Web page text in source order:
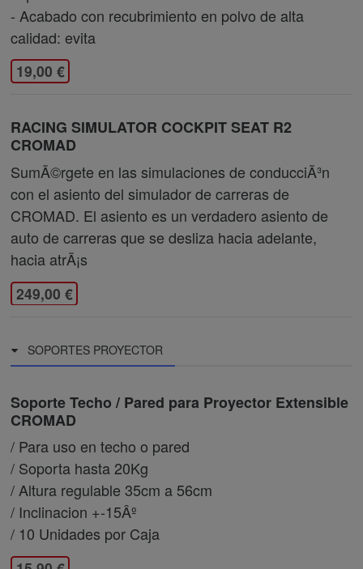
- Acabado con recubrimiento en polvo de alta
calidad: evita
19,00 €
RACING SIMULATOR COCKPIT SEAT R2
CROMAD
SumÃ©rgete en las simulaciones de conducciÃ³n
con el asiento del simulador de carreras de
CROMAD. El asiento es un verdadero asiento de
auto de carreras que se desliza hacia adelante,
hacia atrÃ¡s
249,00 €
SOPORTES PROYECTOR
Soporte Techo / Pared para Proyector Extensible
CROMAD
/ Para uso en techo o pared
/ Soporta hasta 20Kg
/ Altura regulable 35cm a 56cm
/ Inclinacion +-15Âº
/ 10 Unidades por Caja